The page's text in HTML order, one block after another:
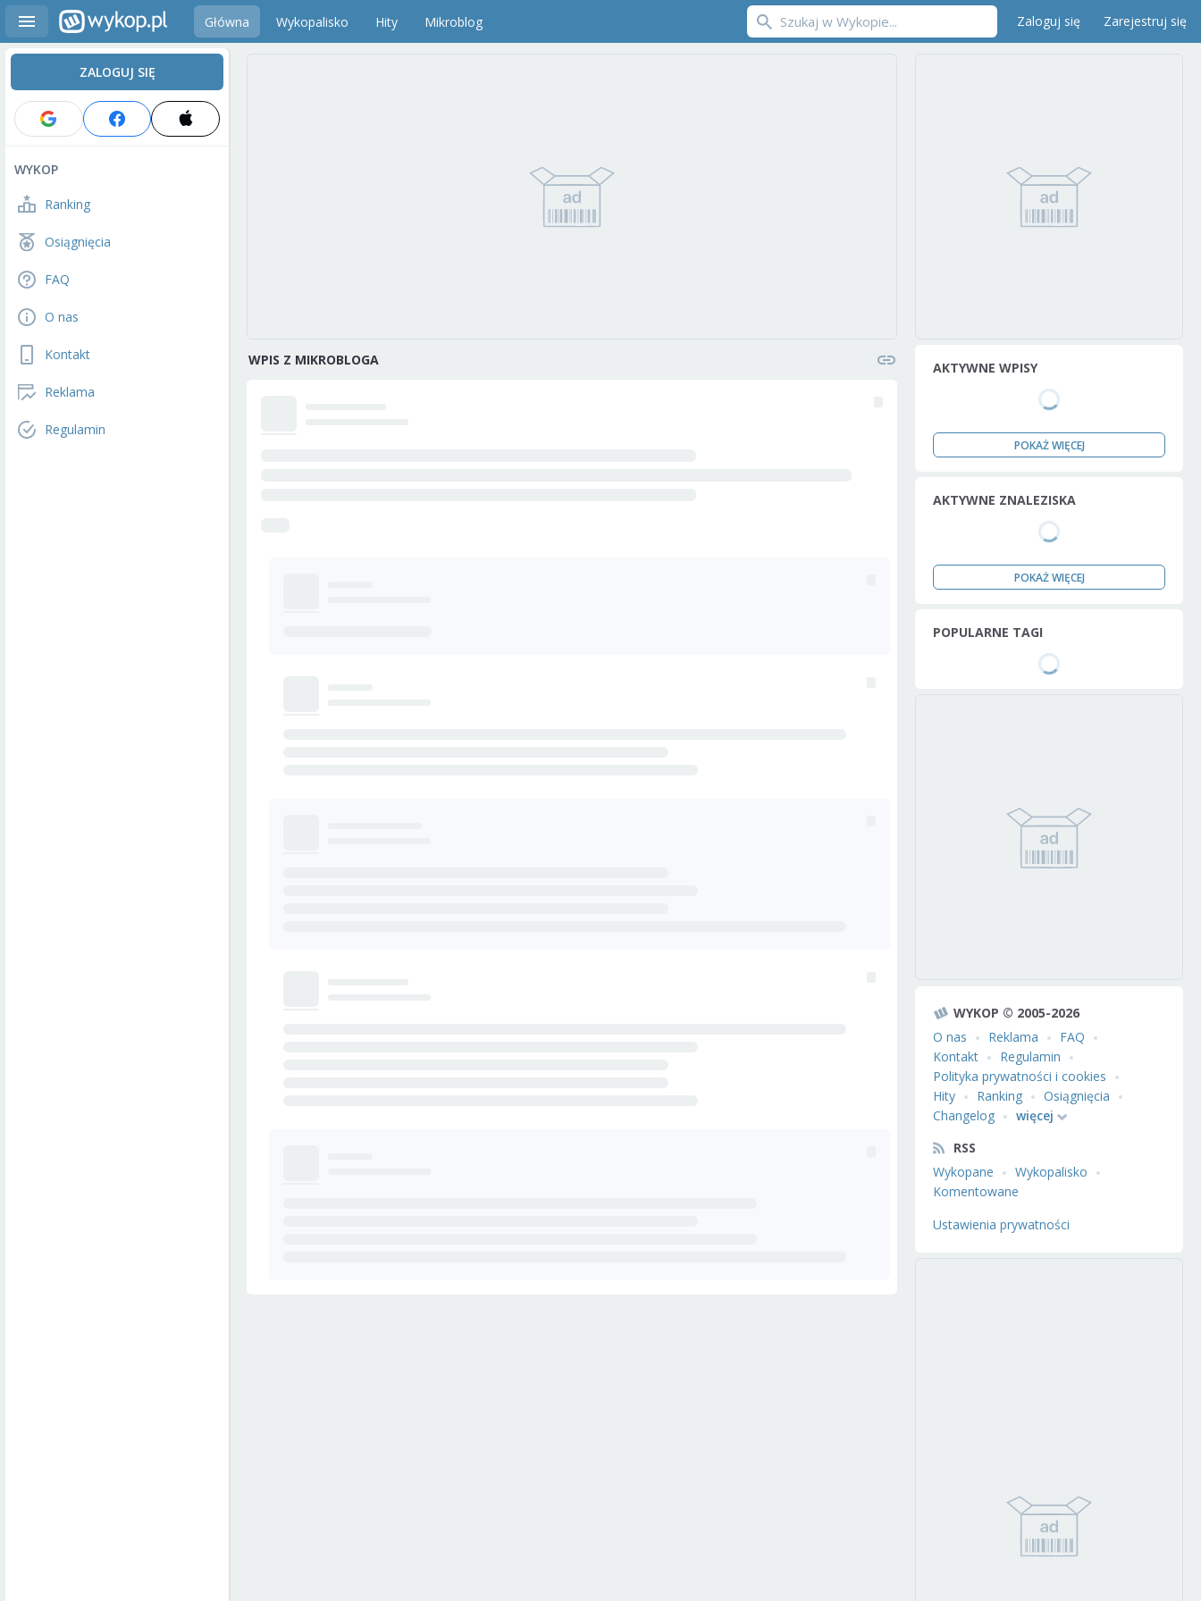
Główna Wykopalisko Hity Mikroblog Zaloguj się Zarejestruj się
ZALOGUJ SIĘ
WYKOP
Ranking
Osiągnięcia
FAQ
O nas
Kontakt
Reklama
Regulamin
WPIS Z MIKROBLOGA AKTYWNE WPISY
POKAŻ WIĘCEJ
AKTYWNE ZNALEZISKA
POKAŻ WIĘCEJ
POPULARNE TAGI
WYKOP © 2005-2026
O nas
Reklama
FAQ
Kontakt
Regulamin
Polityka prywatności i cookies
Hity
Ranking
Osiągnięcia
Changelog
więcej
RSS
Wykopane
Wykopalisko
Komentowane
Ustawienia prywatności